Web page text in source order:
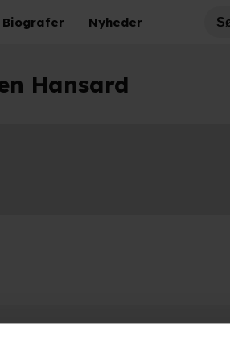
Biografer Nyheder
Hansard
dig opdateret